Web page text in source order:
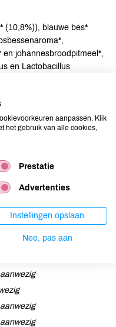
(10,8%)), blauwe bes*
johannesbroodpitmeel*,
en Lactobacillus
aanwezig
aanwezig
aanpassen. Klik
het gebruik van alle cookies,
Prestatie
Advertenties
Instellingen opslaan
Nee, pas aan